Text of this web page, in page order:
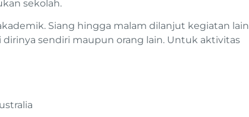
sekolah.
Siang hingga malam dilanjut kegiatan lain
sendiri maupun orang lain. Untuk aktivitas